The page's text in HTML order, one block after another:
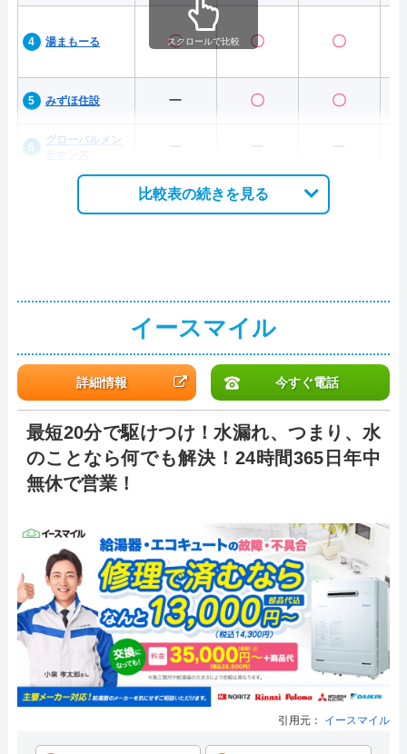
湯まもーる 〇 〇 〇
みずほ住設 ー 〇 〇
グローバルメン
スクロールで比較
比較表の続きを見る
イースマイル
詳細情報 今すぐ電話
最短20分で駆けつけ！水漏れ、つまり、水
のことなら何でも解決！24時間365日年中
無休で営業！
引用元： イースマイル